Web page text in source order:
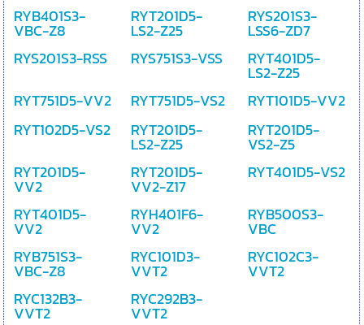
RYB401S3-
VBC-Z8
RYT201D5-
LS2-Z25
RYS201S3-
LSS6-ZD7
RYS201S3-RSS
RYS751S3-VSS RYT401D5-
LS2-Z25
RYT751D5-VV2
RYT751D5-VS2
RYT101D5-VV2
RYT102D5-VS2
RYT201D5-
LS2-Z25
RYT201D5-
VS2-Z5
RYT201D5-
VV2
RYT201D5-
VV2-Z17
RYT401D5-VS2
RYT401D5-
VV2
RYH401F6-
VV2
RYB500S3-
VBC
RYB751S3-
VBC-Z8
RYC101D3-
VVT2
RYC102C3-
VVT2
RYC132B3-
VVT2
RYC292B3-
VVT2